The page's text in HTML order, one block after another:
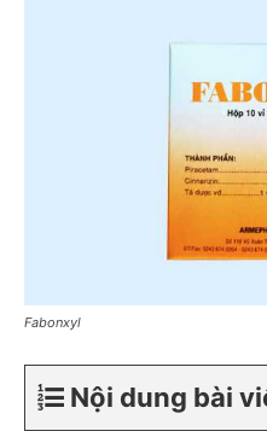
Fabonxyl
Nội dung bài